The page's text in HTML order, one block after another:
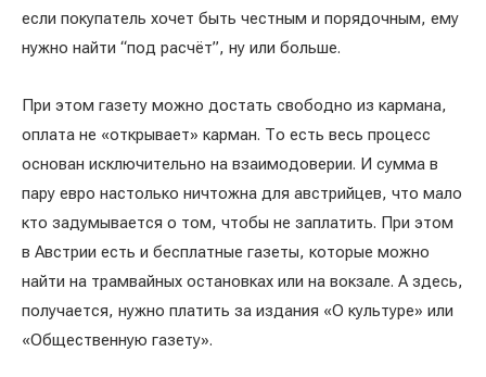
если покупатель хочет быть честным и порядочным, ему
нужно найти “под расчёт”, ну или больше.
При этом газету можно достать свободно из кармана,
оплата не «открывает» карман. То есть весь процесс
основан исключительно на взаимодоверии. И сумма в
пару евро настолько ничтожна для австрийцев, что мало
кто задумывается о том, чтобы не заплатить. При этом
в Австрии есть и бесплатные газеты, которые можно
найти на трамвайных остановках или на вокзале. А здесь,
получается, нужно платить за издания «О культуре» или
«Общественную газету».